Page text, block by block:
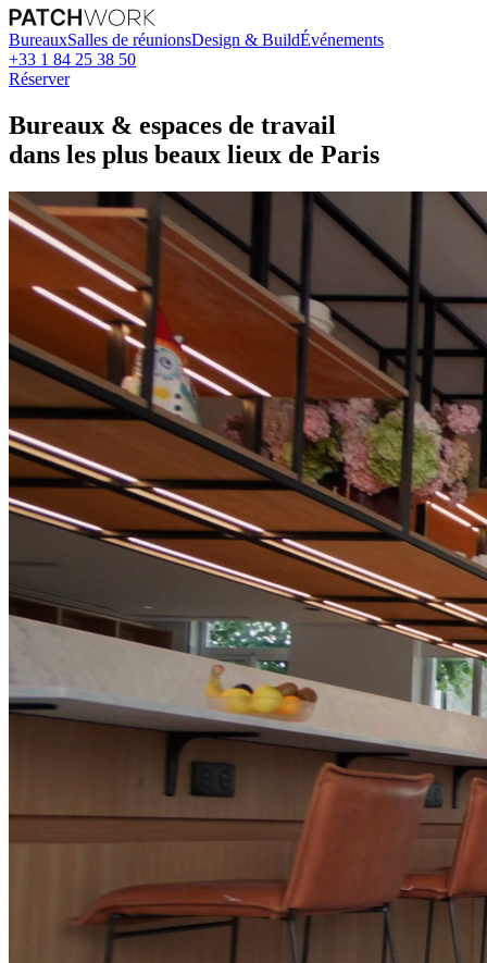
BureauxSalles de réunionsDesign & BuildÉvénements
+33 1 84 25 38 50
Réserver
Bureaux & espaces de travail
dans les plus beaux lieux de Paris